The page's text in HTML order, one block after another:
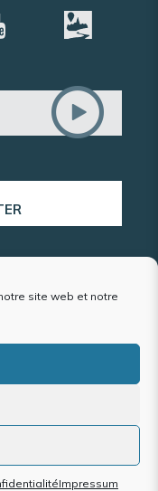
site web et notre
Impressum
confidentialité
partielle
de cookies (UE)